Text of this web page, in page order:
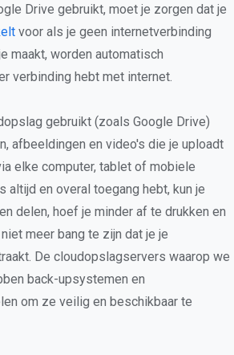
Drive gebruikt, moet je zorgen dat je
voor als je geen internetverbinding
maakt, worden automatisch
verbinding hebt met internet.
gebruikt (zoals Google Drive)
afbeeldingen en video's die je uploadt
elke computer, tablet of mobiele
altijd en overal toegang hebt, kun je
delen, hoef je minder af te drukken en
meer bang te zijn dat je je
De cloudopslagservers waarop we
back-upsystemen en
om ze veilig en beschikbaar te